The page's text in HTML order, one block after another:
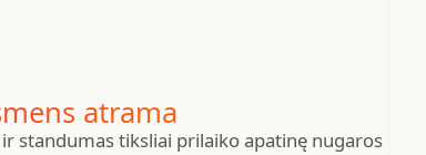
atrama
standumas tiksliai prilaiko apatinę nugaros